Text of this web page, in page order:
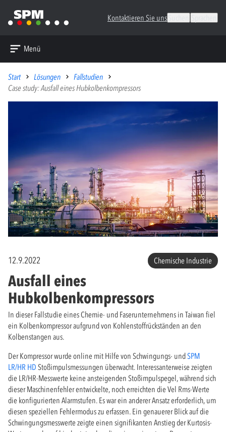
Kontaktieren Sie uns
Menü
Start Lösungen
Fallstudien
Case study: Ausfall eines Hubkolbenkompressors
12.9.2022 Chemische Industrie
Ausfall eines
Hubkolbenkompressors
In dieser Fallstudie eines Chemie- und Faserunternehmens in Taiwan fiel
ein Kolbenkompressor aufgrund von Kohlenstoffrückständen an den
Kolbenstangen aus.
Der Kompressor wurde online mit Hilfe von Schwingungs- undSPM
LR/HR HD Stoßimpulsmessungen überwacht. Interessanterweise zeigten
die LR/HR-Messwerte keine ansteigenden Stoßimpulspegel, während sich
dieser Maschinenfehler entwickelte, noch erreichten die Vel Rms-Werte
die konfigurierten Alarmstufen. Es war ein anderer Ansatz erforderlich, um
diesen speziellen Fehlermodus zu erfassen. Ein genauerer Blick auf die
Schwingungsmesswerte zeigte einen signifikanten Anstieg der Kurtosis-